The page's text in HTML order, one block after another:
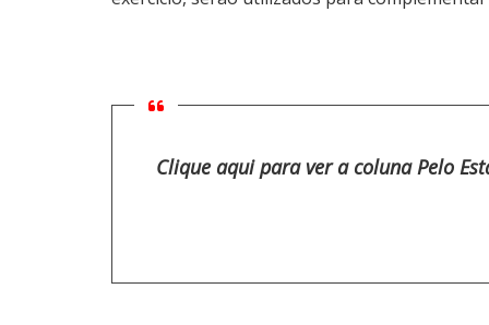
Clique aqui para ver a coluna Pelo